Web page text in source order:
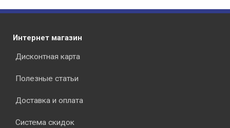
Интернет магазин
Дисконтная карта
Полезные статьи
Доставка и оплата
Система скидок